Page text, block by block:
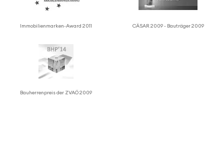
Immo­bi­li­en­marken-Award 2011 CÄSAR 2009 - Bauträger 2009
Bauher­ren­preis der ZVAÖ 2009